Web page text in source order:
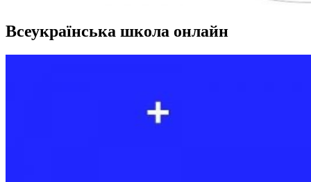
Всеукраїнська школа онлайн